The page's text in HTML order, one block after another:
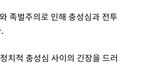
족벌주의로 인해 충성심과 전투
치적 충성심 사이의 긴장을 드러